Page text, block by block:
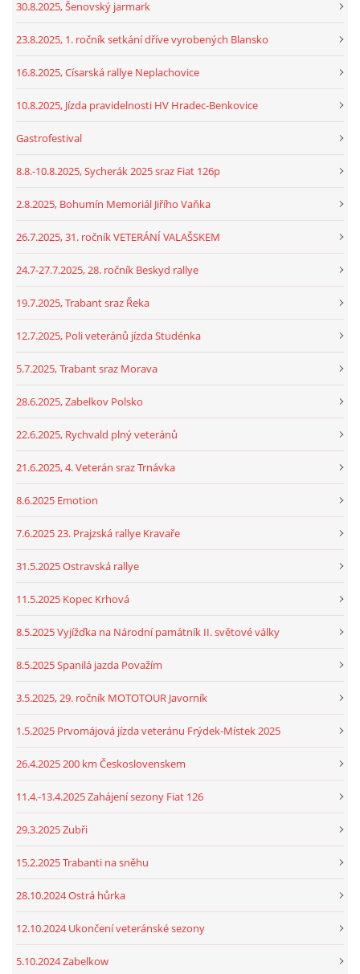
30.8.2025, Šenovský jarmark
23.8.2025, 1. ročník setkání dříve vyrobených Blansko
16.8.2025, Císarská rallye Neplachovice
10.8.2025, Jízda pravidelnosti HV Hradec-Benkovice
Gastrofestival
8.8.-10.8.2025, Sycherák 2025 sraz Fiat 126p
2.8.2025, Bohumín Memoriál Jiřího Vaňka
26.7.2025, 31. ročník VETERÁNÍ VALAŠSKEM
24.7-27.7.2025, 28. ročník Beskyd rallye
19.7.2025, Trabant sraz Řeka
12.7.2025, Poli veteránů jízda Studénka
5.7.2025, Trabant sraz Morava
28.6.2025, Zabelkov Polsko
22.6.2025, Rychvald plný veteránů
21.6.2025, 4. Veterán sraz Trnávka
8.6.2025 Emotion
7.6.2025 23. Prajzská rallye Kravaře
31.5.2025 Ostravská rallye
11.5.2025 Kopec Krhová
8.5.2025 Vyjížďka na Národní památník II. světové války
8.5.2025 Spanilá jazda Považím
3.5.2025, 29. ročník MOTOTOUR Javorník
1.5.2025 Prvomájová jízda veteránu Frýdek-Místek 2025
26.4.2025 200 km Československem
11.4.-13.4.2025 Zahájení sezony Fiat 126
29.3.2025 Zubři
15.2.2025 Trabanti na sněhu
28.10.2024 Ostrá hůrka
12.10.2024 Ukončení veteránské sezony
5.10.2024 Zabelkow